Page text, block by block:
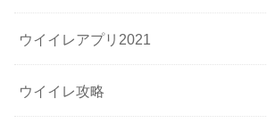
ウイイレアプリ2021
ウイイレ攻略